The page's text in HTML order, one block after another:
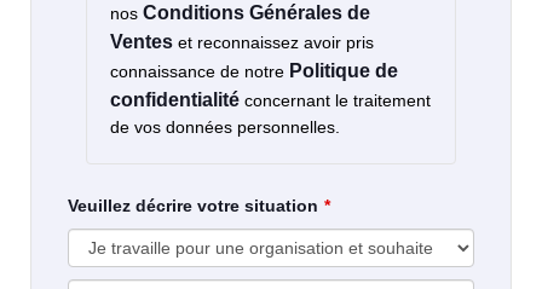
nos Conditions Générales de
Ventes et reconnaissez avoir pris
connaissance de notre Politique de
confidentialité concernant le traitement
de vos données personnelles.
Veuillez décrire votre situation